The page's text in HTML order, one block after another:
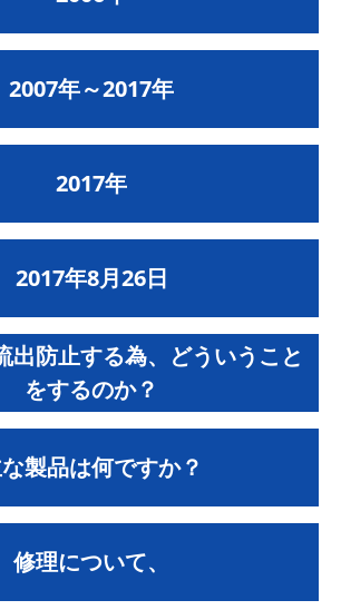
2007年～2017年
2017年
2017年8月26日
出防止する為、どういうこと
をするのか？
製品は何ですか？
修理について、